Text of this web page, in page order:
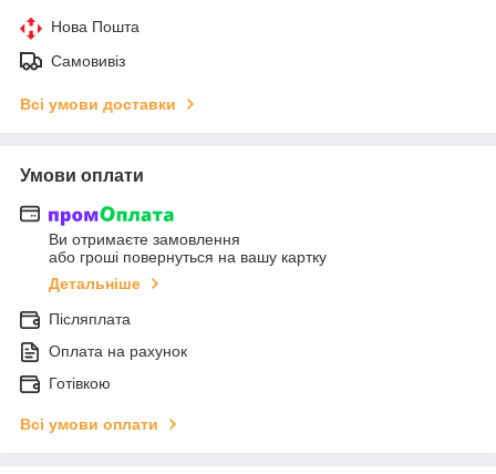
Нова Пошта
Самовивіз
Всі умови доставки
Умови оплати
Ви отримаєте замовлення
або гроші повернуться на вашу картку
Детальніше
Післяплата
Оплата на рахунок
Готівкою
Всі умови оплати